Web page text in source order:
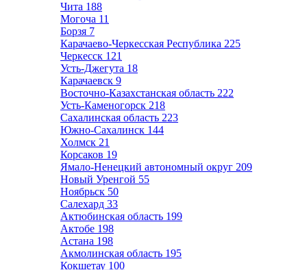
Чита 188
Могоча 11
Борзя 7
Карачаево-Черкесская Республика 225
Черкесск 121
Усть-Джегута 18
Карачаевск 9
Восточно-Казахстанская область 222
Усть-Каменогорск 218
Сахалинская область 223
Южно-Сахалинск 144
Холмск 21
Корсаков 19
Ямало-Ненецкий автономный округ 209
Новый Уренгой 55
Ноябрьск 50
Салехард 33
Актюбинская область 199
Актобе 198
Астана 198
Акмолинская область 195
Кокшетау 100